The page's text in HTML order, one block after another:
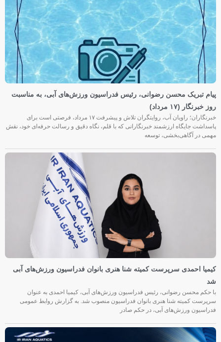
پیام تبریک محسن رضوانی، رئیس فدراسیون ورزش‌های آبی، به مناسبت
روز خبرنگار (۱۷ مرداد)
خبرنگاران؛ راویان آب، روایتگران تلاش و پیشرفت ۱۷ مرداد، فرصتی است برای
پاسداشت جایگاه ارزشمند خبرنگارانی که با قلم، نگاه دقیق و رسالت حرفه‌ای خود، نقش
مهمی در آگاهی‌بخشی، توسعه
کیمیا احمدی سرپرست کمیته شنا هنری بانوان فدراسیون ورزش‌های آبی
شد
با حکم محسن رضوانی، رئیس فدراسیون ورزش‌های آبی، کیمیا احمدی به عنوان
سرپرست کمیته شنا هنری بانوان فدراسیون منصوب شد. به گزارش روابط عمومی
فدراسیون ورزش‌های آبی، در حکم صادر